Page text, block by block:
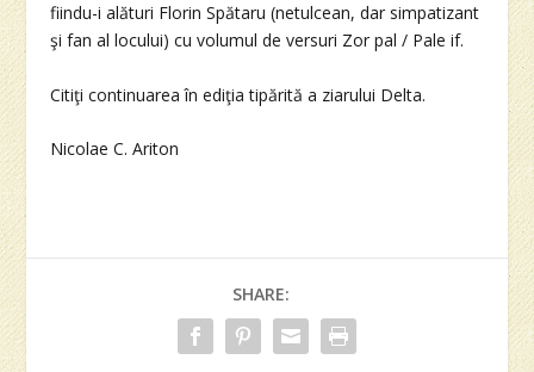
fiindu-i alături Florin Spătaru (netulcean, dar simpatizant
şi fan al locului) cu volumul de versuri Zor pal / Pale if.
Citiţi continuarea în ediţia tipărită a ziarului Delta.
Nicolae C. Ariton
SHARE: